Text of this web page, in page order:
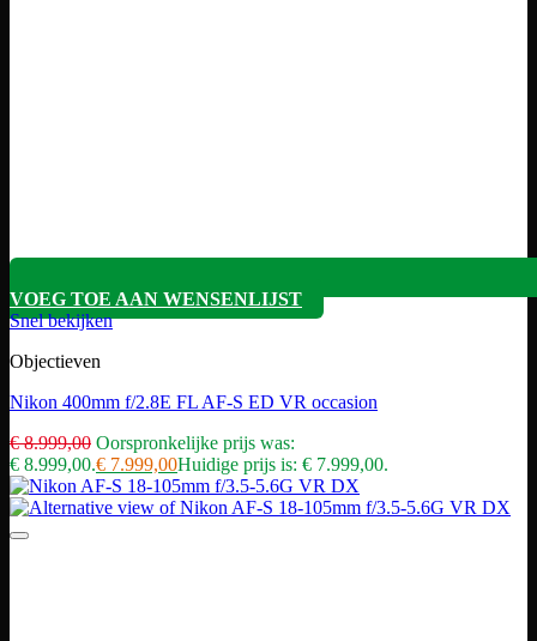
VOEG TOE AAN WENSENLIJST
Snel bekijken
Objectieven
Nikon 400mm f/2.8E FL AF-S ED VR occasion
€8.999,00 Oorspronkelijke prijs was:
€ 8.999,00.€ 7.999,00Huidige prijs is: € 7.999,00.